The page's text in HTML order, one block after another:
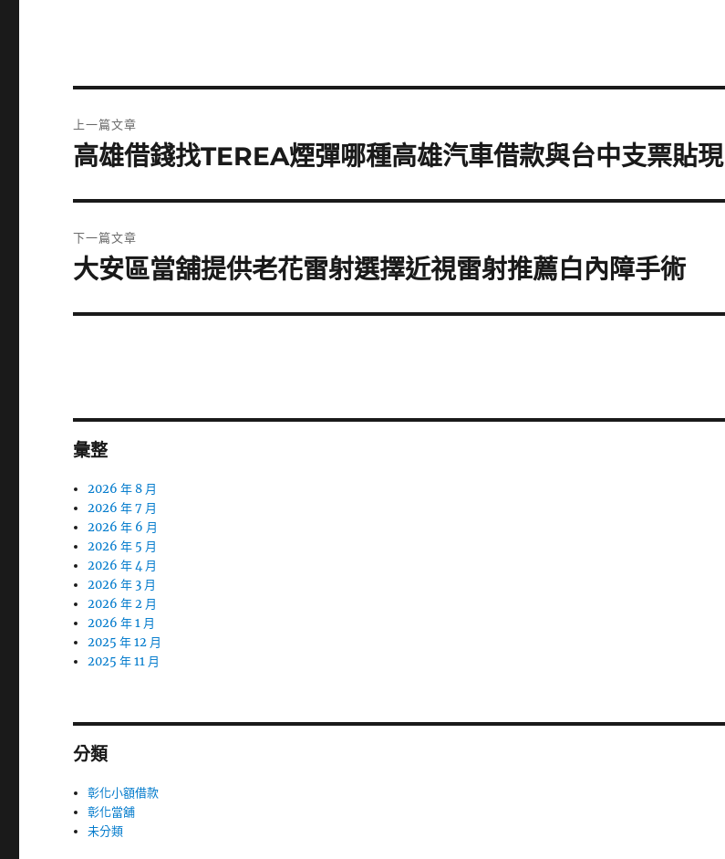
章
上一篇文章
上
篇
文
章:
高雄借錢找TEREA煙彈哪種高雄汽車借款與台中支票貼現
下一篇文章
下
篇
大安區當舖提供老花雷射選擇近視雷射推薦白內障手術
彙整
2026 年 8 月
2026 年 7 月
2026 年 6 月
2026 年 5 月
2026 年 4 月
2026 年 3 月
2026 年 2 月
2026 年 1 月
2025 年 12 月
2025 年 11 月
分類
彰化小額借款
彰化當舖
未分類